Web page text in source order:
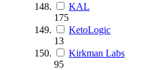
KAL
175
KetoLogic
13
Kirkman Labs
95